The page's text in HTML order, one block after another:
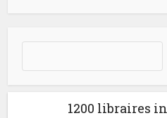
1200 libraires